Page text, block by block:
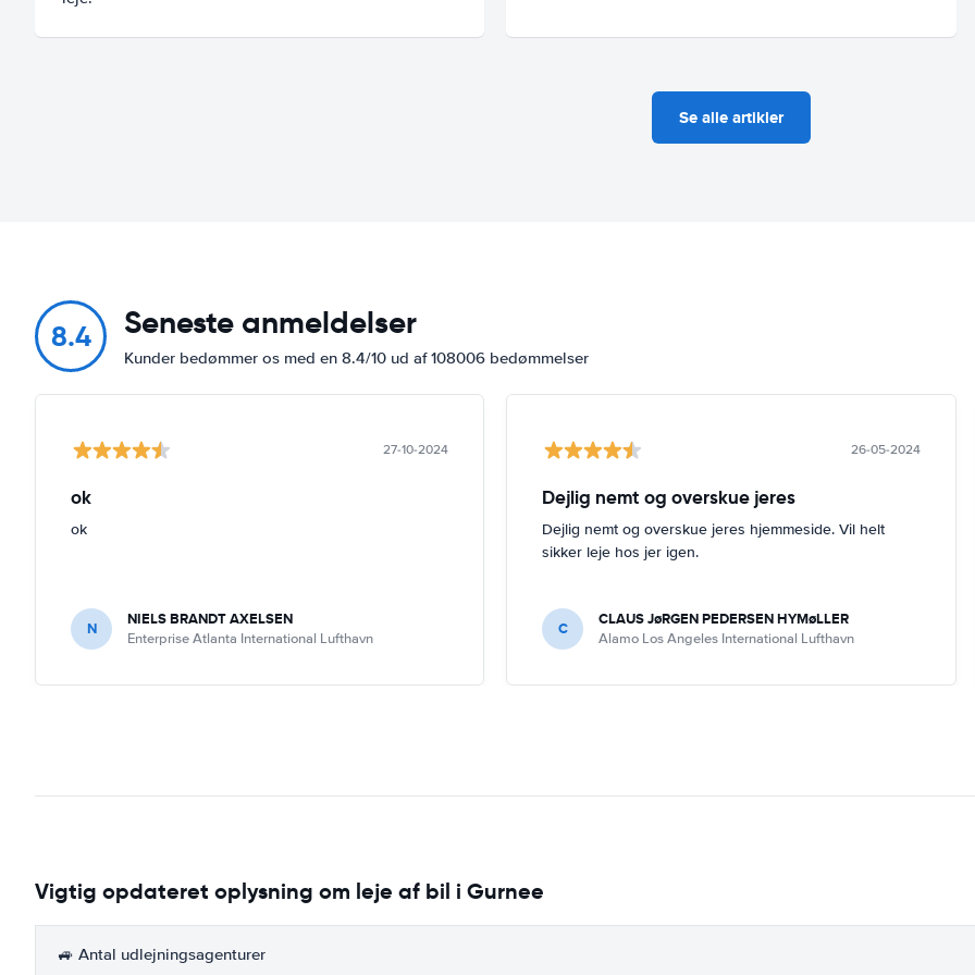
Se alle artikler
8.4 Seneste anmeldelser
Kunder bedømmer os med en 8.4/10 ud af 108006 bedømmelser
27-10-2024
ok
ok
N NIELS BRANDT AXELSEN
Enterprise Atlanta International Lufthavn
26-05-2024
Dejlig nemt og overskue jeres
Dejlig nemt og overskue jeres hjemmeside. Vil helt
sikker leje hos jer igen.
C CLAUS JøRGEN PEDERSEN HYMøLLER
Alamo Los Angeles International Lufthavn
Vigtig opdateret oplysning om leje af bil i Gurnee
🚙 Antal udlejningsagenturer